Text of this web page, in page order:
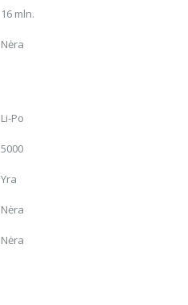
16 mln.
Nėra
Li-Po
5000
Yra
Nėra
Nėra